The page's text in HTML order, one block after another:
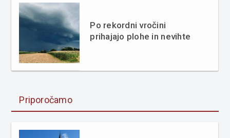
Po rekordni vročini
prihajajo plohe in nevihte
Priporočamo